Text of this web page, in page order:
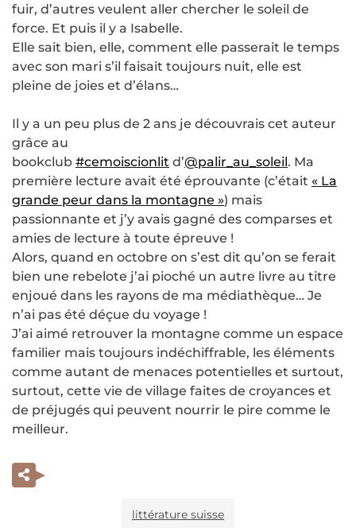
fuir, d’autres veulent aller chercher le soleil de
force. Et puis il y a Isabelle.
Elle sait bien, elle, comment elle passerait le temps
avec son mari s’il faisait toujours nuit, elle est
pleine de joies et d’élans…
Il y a un peu plus de 2 ans je découvrais cet auteur
grâce au
bookclub #cemoiscionlit d’@palir_au_soleil. Ma
première lecture avait été éprouvante (c’était « La
grande peur dans la montagne ») mais
passionnante et j’y avais gagné des comparses et
amies de lecture à toute épreuve !
Alors, quand en octobre on s’est dit qu’on se ferait
bien une rebelote j’ai pioché un autre livre au titre
enjoué dans les rayons de ma médiathèque… Je
n’ai pas été déçue du voyage !
J’ai aimé retrouver la montagne comme un espace
familier mais toujours indéchiffrable, les éléments
comme autant de menaces potentielles et surtout,
surtout, cette vie de village faites de croyances et
de préjugés qui peuvent nourrir le pire comme le
meilleur.
littérature suisse